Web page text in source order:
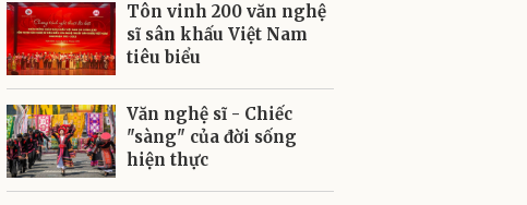
Tôn vinh 200 văn nghệ
sĩ sân khấu Việt Nam
tiêu biểu
Văn nghệ sĩ - Chiếc
"sàng" của đời sống
hiện thực